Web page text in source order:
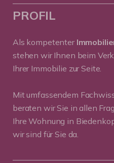
PROFIL
Als kompetenter
stehen wir Ihnen beim
Ihrer Immobilie zur Seite.
Mit umfassendem
beraten wir Sie in allen
Ihre Wohnung in
wir sind für Sie da.